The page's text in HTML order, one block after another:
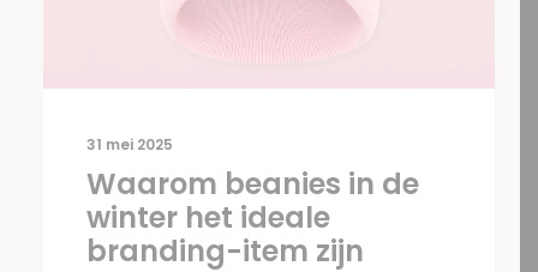
31 mei 2025
Waarom beanies in de
winter het ideale
branding-item zijn